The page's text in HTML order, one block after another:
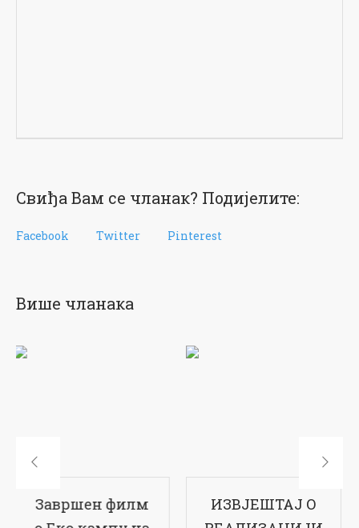
Свиђа Вам се чланак? Подијелите:
Facebook Twitter Pinterest
Више чланака
ИЗВЈЕШТАЈ О
17-ти рођендан